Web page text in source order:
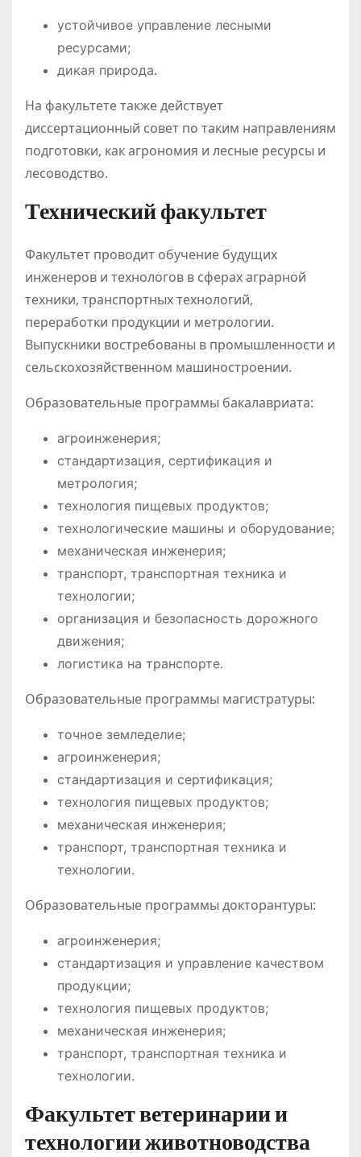
устойчивое управление лесными
ресурсами;
дикая природа.
На факультете также действует
диссертационный совет по таким направлениям
подготовки, как агрономия и лесные ресурсы и
лесоводство.
Технический факультет
Факультет проводит обучение будущих
инженеров и технологов в сферах аграрной
техники, транспортных технологий,
переработки продукции и метрологии.
Выпускники востребованы в промышленности и
сельскохозяйственном машиностроении.
Образовательные программы бакалавриата:
агроинженерия;
стандартизация, сертификация и
метрология;
технология пищевых продуктов;
технологические машины и оборудование;
механическая инженерия;
транспорт, транспортная техника и
технологии;
организация и безопасность дорожного
движения;
логистика на транспорте.
Образовательные программы магистратуры:
точное земледелие;
агроинженерия;
стандартизация и сертификация;
технология пищевых продуктов;
механическая инженерия;
транспорт, транспортная техника и
технологии.
Образовательные программы докторантуры:
агроинженерия;
стандартизация и управление качеством
продукции;
технология пищевых продуктов;
механическая инженерия;
транспорт, транспортная техника и
технологии.
Факультет ветеринарии и
технологии животноводства